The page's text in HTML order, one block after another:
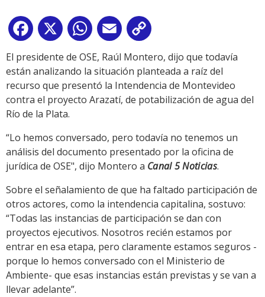
Facebook
X WhatsApp
Email
Link
El presidente de OSE, Raúl Montero, dijo que todavía
están analizando la situación planteada a raíz del
recurso que presentó la Intendencia de Montevideo
contra el proyecto Arazatí, de potabilización de agua del
Río de la Plata.
“Lo hemos conversado, pero todavía no tenemos un
análisis del documento presentado por la oficina de
jurídica de OSE", dijo Montero a Canal 5 Noticias.
Sobre el señalamiento de que ha faltado participación de
otros actores, como la intendencia capitalina, sostuvo:
“Todas las instancias de participación se dan con
proyectos ejecutivos. Nosotros recién estamos por
entrar en esa etapa, pero claramente estamos seguros -
porque lo hemos conversado con el Ministerio de
Ambiente- que esas instancias están previstas y se van a
llevar adelante”.